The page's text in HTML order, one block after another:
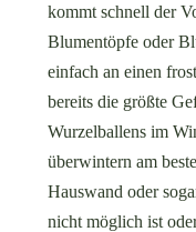
kommt schnell der
Blumentöpfe oder
einfach an einen
bereits die größte
Wurzelballens im
überwintern am
Hauswand oder
nicht möglich ist